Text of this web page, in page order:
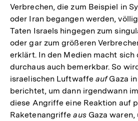
Verbrechen, die zum Beispiel in
oder Iran begangen werden,
Taten Israels hingegen zum
oder gar zum größeren
erklärt. In den Medien macht sich
durchaus auch bemerkbar. So
israelischen LuftwaffeaufGaza
berichtet, um dann irgendwann
diese Angriffe eine Reaktion auf
RaketenangriffeausGaza waren,